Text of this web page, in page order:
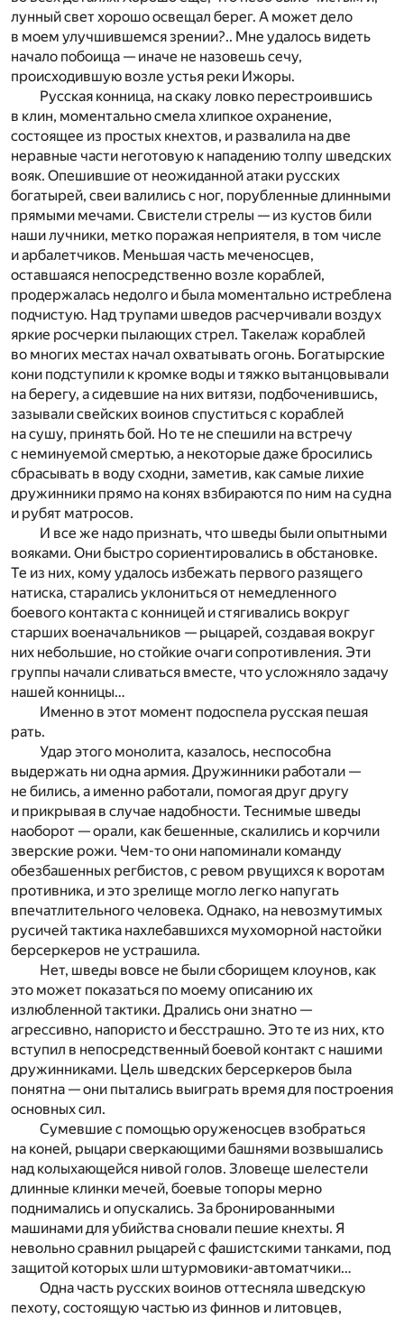
лунный свет хорошо освещал берег. А может дело
в моем улучшившемся зрении?.. Мне удалось видеть
начало побоища — иначе не назовешь сечу,
происходившую возле устья реки Ижоры.
Русская конница, на скаку ловко перестроившись
в клин, моментально смела хлипкое охранение,
состоящее из простых кнехтов, и развалила на две
неравные части неготовую к нападению толпу шведских
вояк. Опешившие от неожиданной атаки русских
богатырей, свеи валились с ног, порубленные длинными
прямыми мечами. Свистели стрелы — из кустов били
наши лучники, метко поражая неприятеля, в том числе
и арбалетчиков. Меньшая часть меченосцев,
оставшаяся непосредственно возле кораблей,
продержалась недолго и была моментально истреблена
подчистую. Над трупами шведов расчерчивали воздух
яркие росчерки пылающих стрел. Такелаж кораблей
во многих местах начал охватывать огонь. Богатырские
кони подступили к кромке воды и тяжко вытанцовывали
на берегу, а сидевшие на них витязи, подбоченившись,
зазывали свейских воинов спуститься с кораблей
на сушу, принять бой. Но те не спешили на встречу
с неминуемой смертью, а некоторые даже бросились
сбрасывать в воду сходни, заметив, как самые лихие
дружинники прямо на конях взбираются по ним на судна
и рубят матросов.
И все же надо признать, что шведы были опытными
вояками. Они быстро сориентировались в обстановке.
Те из них, кому удалось избежать первого разящего
натиска, старались уклониться от немедленного
боевого контакта с конницей и стягивались вокруг
старших военачальников — рыцарей, создавая вокруг
них небольшие, но стойкие очаги сопротивления. Эти
группы начали сливаться вместе, что усложняло задачу
нашей конницы…
Именно в этот момент подоспела русская пешая
рать.
Удар этого монолита, казалось, неспособна
выдержать ни одна армия. Дружинники работали —
не бились, а именно работали, помогая друг другу
и прикрывая в случае надобности. Теснимые шведы
наоборот — орали, как бешенные, скалились и корчили
зверские рожи. Чем-то они напоминали команду
обезбашенных регбистов, с ревом рвущихся к воротам
противника, и это зрелище могло легко напугать
впечатлительного человека. Однако, на невозмутимых
русичей тактика нахлебавшихся мухоморной настойки
берсеркеров не устрашила.
Нет, шведы вовсе не были сборищем клоунов, как
это может показаться по моему описанию их
излюбленной тактики. Дрались они знатно —
агрессивно, напористо и бесстрашно. Это те из них, кто
вступил в непосредственный боевой контакт с нашими
дружинниками. Цель шведских берсеркеров была
понятна — они пытались выиграть время для построения
основных сил.
Сумевшие с помощью оруженосцев взобраться
на коней, рыцари сверкающими башнями возвышались
над колыхающейся нивой голов. Зловеще шелестели
длинные клинки мечей, боевые топоры мерно
поднимались и опускались. За бронированными
машинами для убийства сновали пешие кнехты. Я
невольно сравнил рыцарей с фашистскими танками, под
защитой которых шли штурмовики-автоматчики…
Одна часть русских воинов оттесняла шведскую
пехоту, состоящую частью из финнов и литовцев,